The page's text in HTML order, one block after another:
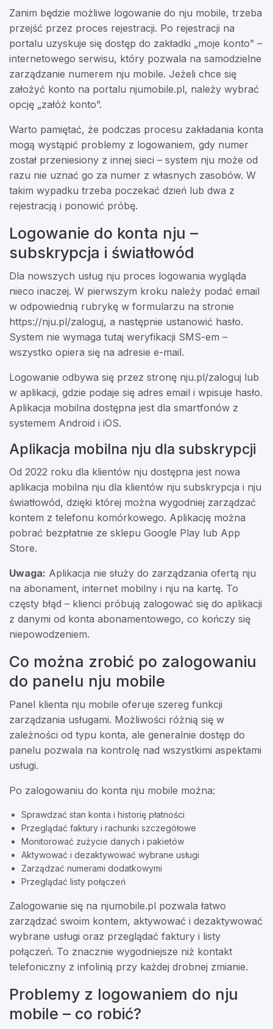
Zanim będzie możliwe logowanie do nju mobile, trzeba
przejść przez proces rejestracji. Po rejestracji na
portalu uzyskuje się dostęp do zakładki „moje konto” –
internetowego serwisu, który pozwala na samodzielne
zarządzanie numerem nju mobile. Jeżeli chce się
założyć konto na portalu njumobile.pl, należy wybrać
opcję „załóż konto”.
Warto pamiętać, że podczas procesu zakładania konta
mogą wystąpić problemy z logowaniem, gdy numer
został przeniesiony z innej sieci – system nju może od
razu nie uznać go za numer z własnych zasobów. W
takim wypadku trzeba poczekać dzień lub dwa z
rejestracją i ponowić próbę.
Logowanie do konta nju –
subskrypcja i światłowód
Dla nowszych usług nju proces logowania wygląda
nieco inaczej. W pierwszym kroku należy podać email
w odpowiednią rubrykę w formularzu na stronie
https://nju.pl/zaloguj, a następnie ustanowić hasło.
System nie wymaga tutaj weryfikacji SMS-em –
wszystko opiera się na adresie e-mail.
Logowanie odbywa się przez stronę nju.pl/zaloguj lub
w aplikacji, gdzie podaje się adres email i wpisuje hasło.
Aplikacja mobilna dostępna jest dla smartfonów z
systemem Android i iOS.
Aplikacja mobilna nju dla subskrypcji
Od 2022 roku dla klientów nju dostępna jest nowa
aplikacja mobilna nju dla klientów nju subskrypcja i nju
światłowód, dzięki której można wygodniej zarządzać
kontem z telefonu komórkowego. Aplikację można
pobrać bezpłatnie ze sklepu Google Play lub App
Store.
Uwaga: Aplikacja nie służy do zarządzania ofertą nju
na abonament, internet mobilny i nju na kartę. To
częsty błąd – klienci próbują zalogować się do aplikacji
z danymi od konta abonamentowego, co kończy się
niepowodzeniem.
Co można zrobić po zalogowaniu
do panelu nju mobile
Panel klienta nju mobile oferuje szereg funkcji
zarządzania usługami. Możliwości różnią się w
zależności od typu konta, ale generalnie dostęp do
panelu pozwala na kontrolę nad wszystkimi aspektami
usługi.
Po zalogowaniu do konta nju mobile można:
Sprawdzać stan konta i historię płatności
Przeglądać faktury i rachunki szczegółowe
Monitorować zużycie danych i pakietów
Aktywować i dezaktywować wybrane usługi
Zarządzać numerami dodatkowymi
Przeglądać listy połączeń
Zalogowanie się na njumobile.pl pozwala łatwo
zarządzać swoim kontem, aktywować i dezaktywować
wybrane usługi oraz przeglądać faktury i listy
połączeń. To znacznie wygodniejsze niż kontakt
telefoniczny z infolinią przy każdej drobnej zmianie.
Problemy z logowaniem do nju
mobile – co robić?